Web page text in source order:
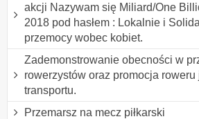
akcji Nazywam się Miliard/One
2018 pod hasłem : Lokalnie i
przemocy wobec kobiet.
Zademonstrowanie obecności w
rowerzystów oraz promocja roweru
transportu.
Przemarsz na mecz piłkarski